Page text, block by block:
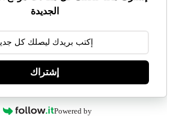
الجديدة
إشتراك
Powered by